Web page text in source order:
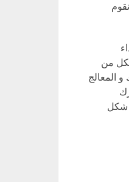
من
المعالج
شكل